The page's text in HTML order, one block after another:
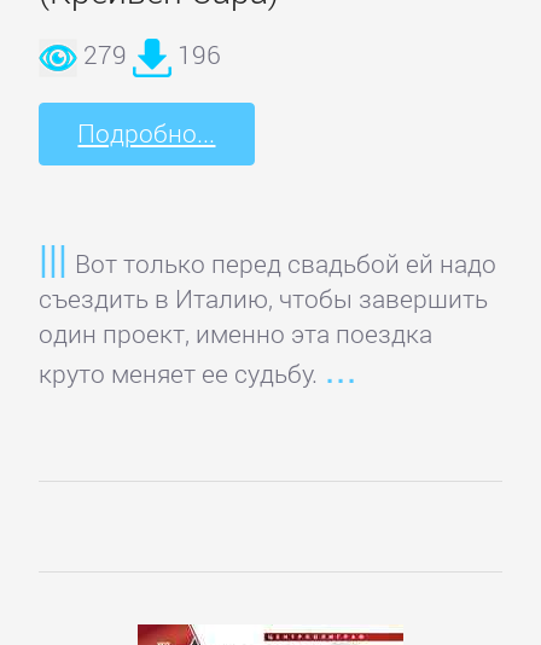
279 196
Подробно...
Вот только перед свадьбой ей надо
съездить в Италию, чтобы завершить
один проект, именно эта поездка
круто меняет ее судьбу.
животные
Развлечения
Огород
Самосовершенствование
Спорт,